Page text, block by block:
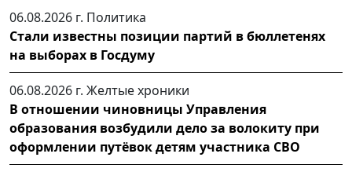
06.08.2026 г. Политика
Стали известны позиции партий в бюллетенях
на выборах в Госдуму
06.08.2026 г. Желтые хроники
В отношении чиновницы Управления
образования возбудили дело за волокиту при
оформлении путёвок детям участника СВО